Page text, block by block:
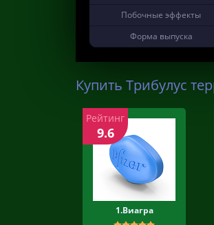
Побочные эффекты
Форма выпуска
Купить Трибулус
1.Виагра
Рейтинг
9.6